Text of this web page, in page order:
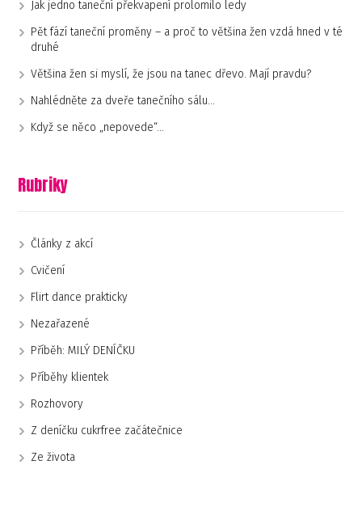
Jak jedno taneční překvapení prolomilo ledy
Pět fází taneční proměny – a proč to většina žen vzdá hned v té
druhé
Většina žen si myslí, že jsou na tanec dřevo. Mají pravdu?
Nahlédněte za dveře tanečního sálu…
Když se něco „nepovede“…
Rubriky
Články z akcí
Cvičení
Flirt dance prakticky
Nezařazené
Příběh: MILÝ DENÍČKU
Příběhy klientek
Rozhovory
Z deníčku cukrfree začátečnice
Ze života